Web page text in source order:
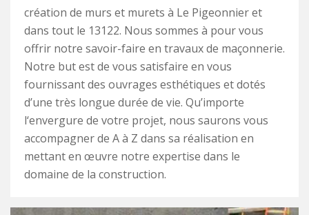
création de murs et murets à Le Pigeonnier et
dans tout le 13122. Nous sommes à pour vous
offrir notre savoir-faire en travaux de maçonnerie.
Notre but est de vous satisfaire en vous
fournissant des ouvrages esthétiques et dotés
d’une très longue durée de vie. Qu’importe
l‘envergure de votre projet, nous saurons vous
accompagner de A à Z dans sa réalisation en
mettant en œuvre notre expertise dans le
domaine de la construction.